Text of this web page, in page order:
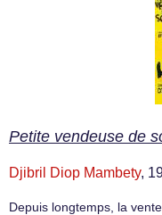
Petite vendeuse de
Djibril Diop Mambety,
Depuis longtemps, la